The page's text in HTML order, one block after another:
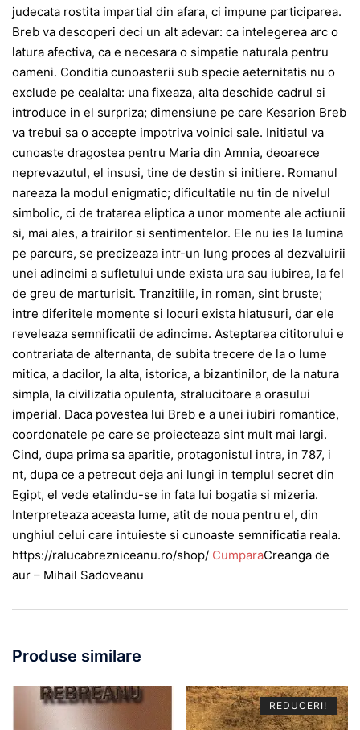
judecata rostita impartial din afara, ci impune participarea.
Breb va descoperi deci un alt adevar: ca intelegerea arc o
latura afectiva, ca e necesara o simpatie naturala pentru
oameni. Conditia cunoasterii sub specie aeternitatis nu o
exclude pe cealalta: una fixeaza, alta deschide cadrul si
introduce in el surpriza; dimensiune pe care Kesarion Breb
va trebui sa o accepte impotriva voinici sale. Initiatul va
cunoaste dragostea pentru Maria din Amnia, deoarece
neprevazutul, el insusi, tine de destin si initiere. Romanul
nareaza la modul enigmatic; dificultatile nu tin de nivelul
simbolic, ci de tratarea eliptica a unor momente ale actiunii
si, mai ales, a trairilor si sentimentelor. Ele nu ies la lumina
pe parcurs, se precizeaza intr-un lung proces al dezvaluirii
unei adincimi a sufletului unde exista ura sau iubirea, la fel
de greu de marturisit. Tranzitiile, in roman, sint bruste;
intre diferitele momente si locuri exista hiatusuri, dar ele
reveleaza semnificatii de adincime. Asteptarea cititorului e
contrariata de alternanta, de subita trecere de la o lume
mitica, a dacilor, la alta, istorica, a bizantinilor, de la natura
simpla, la civilizatia opulenta, stralucitoare a orasului
imperial. Daca povestea lui Breb e a unei iubiri romantice,
coordonatele pe care se proiecteaza sint mult mai largi.
Cind, dupa prima sa aparitie, protagonistul intra, in 787, i
nt, dupa ce a petrecut deja ani lungi in templul secret din
Egipt, el vede etalindu-se in fata lui bogatia si mizeria.
Interpreteaza aceasta lume, atit de noua pentru el, din
unghiul celui care intuieste si cunoaste semnificatia reala.
https://ralucabrezniceanu.ro/shop/ CumparaCreanga de
aur – Mihail Sadoveanu
Produse similare
REDUCERI!